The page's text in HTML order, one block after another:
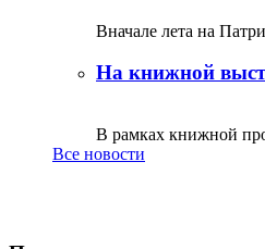
Вначале лета на
На книжной
В рамках книжной
Все новости